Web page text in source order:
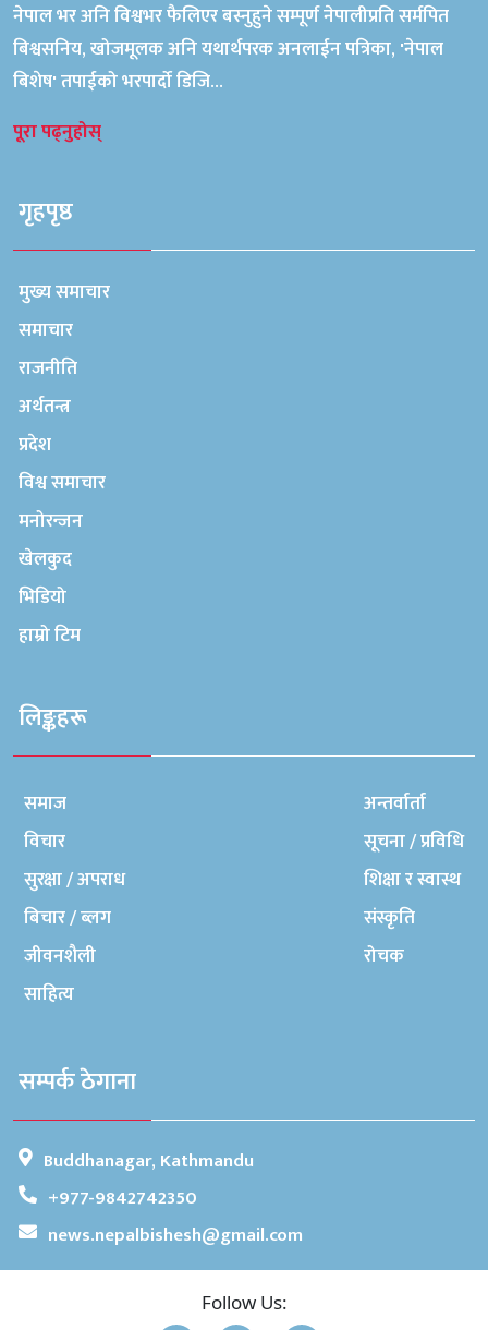
नेपाल भर अनि विश्वभर फैलिएर बस्नुहुने सम्पूर्ण नेपालीप्रति सर्मपित
बिश्वसनिय, खोजमूलक अनि यथार्थपरक अनलाईन पत्रिका, 'नेपाल
बिशेष' तपाईको भरपार्दो डिजि...
पूरा पढ्नुहोस्
गृहपृष्ठ
मुख्य समाचार
समाचार
राजनीति
अर्थतन्त्र
प्रदेश
विश्व समाचार
मनोरन्जन
खेलकुद
भिडियो
हाम्रो टिम
लिङ्कहरू
समाज
विचार
सुरक्षा / अपराध
बिचार / ब्लग
जीवनशैली
साहित्य
अन्तर्वार्ता
सूचना / प्रविधि
शिक्षा र स्वास्थ
संस्कृति
रोचक
सम्पर्क ठेगाना
Buddhanagar, Kathmandu
+977-9842742350
news.nepalbishesh@gmail.com
Follow Us: